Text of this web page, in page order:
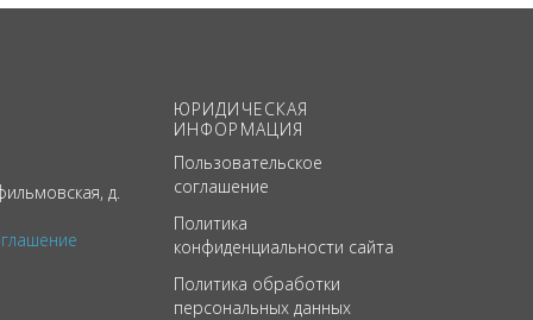
д.
ЮРИДИЧЕСКАЯ
ИНФОРМАЦИЯ
Пользовательское
соглашение
Политика
конфиденциальности сайта
Политика обработки
персональных данных